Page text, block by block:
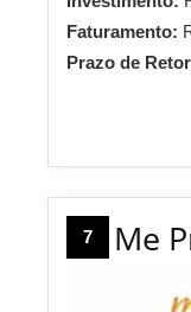
Faturamento:
Prazo de
7 Me